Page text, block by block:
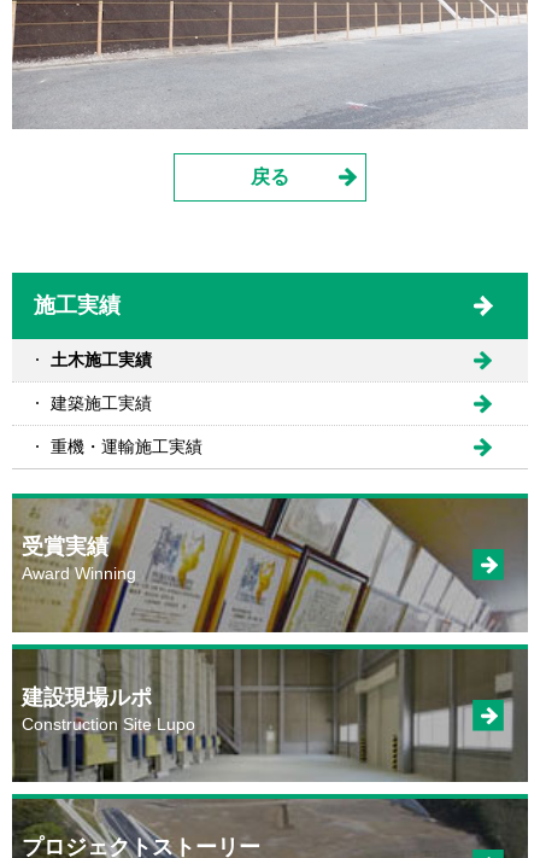
戻る
施工実績
土木施工実績
建築施工実績
重機・運輸施工実績
受賞実績
Award Winning
建設現場ルポ
Construction Site Lupo
プロジェクトストーリー